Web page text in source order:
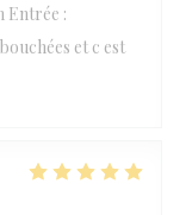
Entrée :
et c est